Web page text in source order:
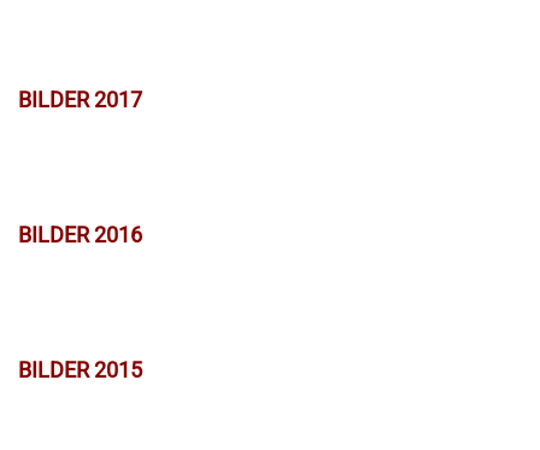
BILDER 2017
BILDER 2016
BILDER 2015